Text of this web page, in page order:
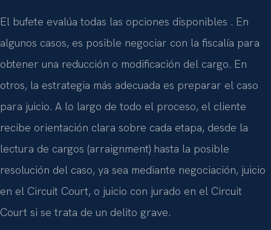
El bufete evalúa todas las opciones disponibles . En
algunos casos, es posible negociar con la fiscalía para
obtener una reducción o modificación del cargo. En
otros, la estrategia más adecuada es preparar el caso
para juicio. A lo largo de todo el proceso, el cliente
recibe orientación clara sobre cada etapa, desde la
lectura de cargos (arraignment) hasta la posible
resolución del caso, ya sea mediante negociación, juicio
en el Circuit Court, o juicio con jurado en el Circuit
Court si se trata de un delito grave.